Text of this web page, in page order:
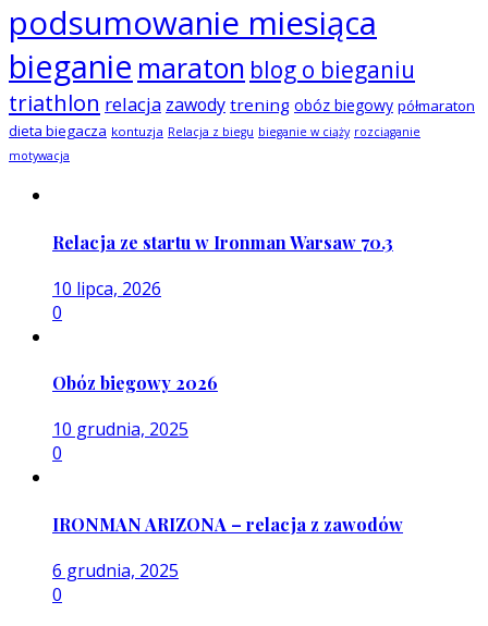
podsumowanie miesiąca
bieganie maraton blog o bieganiu
triathlon relacja zawody trening obóz biegowy półmaraton
dieta biegacza kontuzja Relacja z biegu bieganie w ciąży rozciąganie
motywacja
Relacja ze startu w Ironman Warsaw 70.3
10 lipca, 2026
0
Obóz biegowy 2026
10 grudnia, 2025
0
IRONMAN ARIZONA – relacja z zawodów
6 grudnia, 2025
0